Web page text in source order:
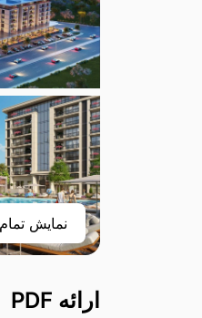
نمایش
ارائه PDF